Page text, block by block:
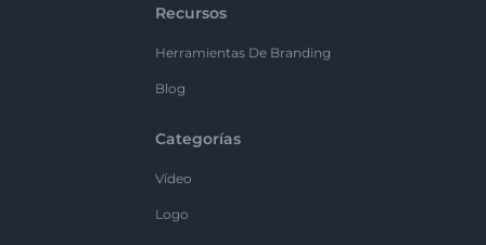
Recursos
Herramientas De Branding
Blog
Categorías
Vídeo
Logo